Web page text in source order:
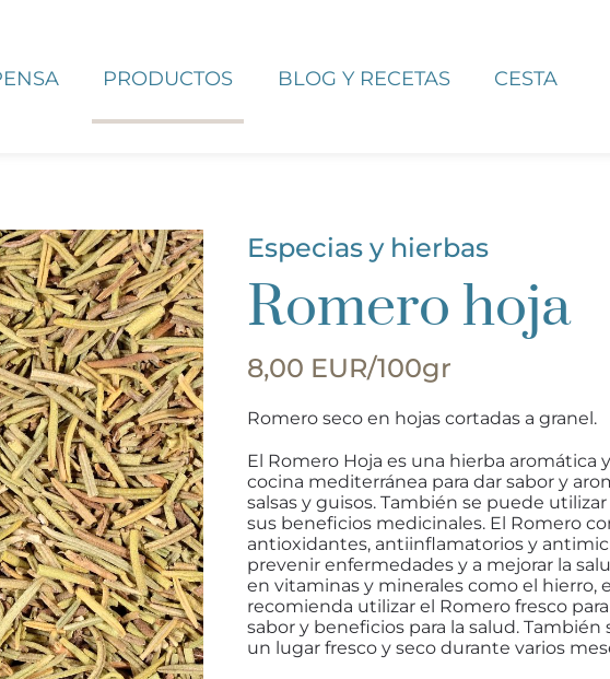
PRODUCTOS BLOG Y RECETAS CESTA
Especias y hierbas
Romero hoja
8,00 EUR/100gr
Romero seco en hojas cortadas a granel.
El Romero Hoja es una hierba aromática
cocina mediterránea para dar sabor y
salsas y guisos. También se puede
sus beneficios medicinales. El Romero
antioxidantes, antiinflamatorios y
prevenir enfermedades y a mejorar la
en vitaminas y minerales como el hierro,
recomienda utilizar el Romero fresco
sabor y beneficios para la salud.
un lugar fresco y seco durante varios